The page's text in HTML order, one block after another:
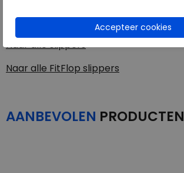
Toon alles vanFitFlop
Naar alleslippers
Naar alle FitFlop slippers
AANBEVOLEN PRODUCTEN